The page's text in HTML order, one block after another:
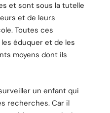
et sont sous la tutelle
et de leurs
Toutes ces
éduquer et de les
moyens dont ils
un enfant qui
recherches. Car il